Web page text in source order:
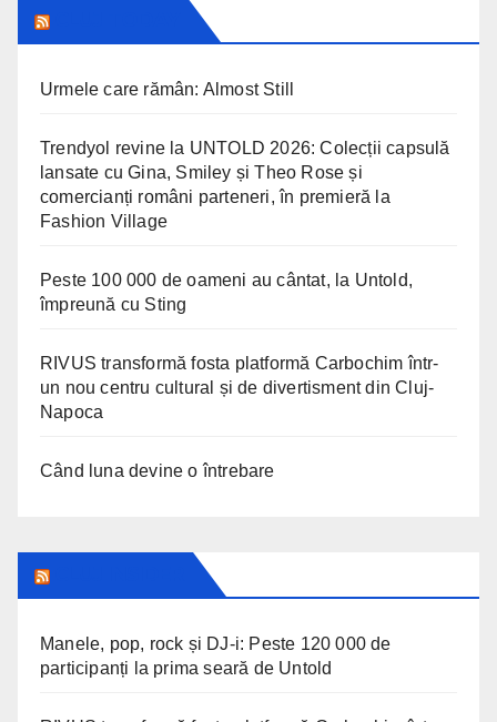
Urmele care rămân: Almost Still
Trendyol revine la UNTOLD 2026: Colecții capsulă
lansate cu Gina, Smiley și Theo Rose și
comercianți români parteneri, în premieră la
Fashion Village
Peste 100 000 de oameni au cântat, la Untold,
împreună cu Sting
RIVUS transformă fosta platformă Carbochim într-
un nou centru cultural și de divertisment din Cluj-
Napoca
Când luna devine o întrebare
Manele, pop, rock și DJ-i: Peste 120 000 de
participanți la prima seară de Untold